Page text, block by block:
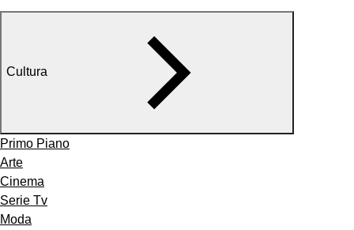
Cultura
Primo Piano
Arte
Cinema
Serie Tv
Moda